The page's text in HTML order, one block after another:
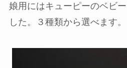
娘用にはキューピーのベビ
した。３種類から選べます。